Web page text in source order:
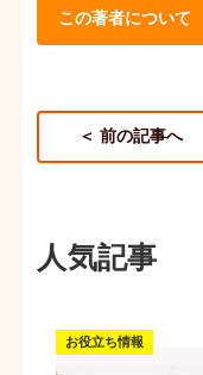
この著者について
＜ 前の記事へ
人気記事
お役立ち情報